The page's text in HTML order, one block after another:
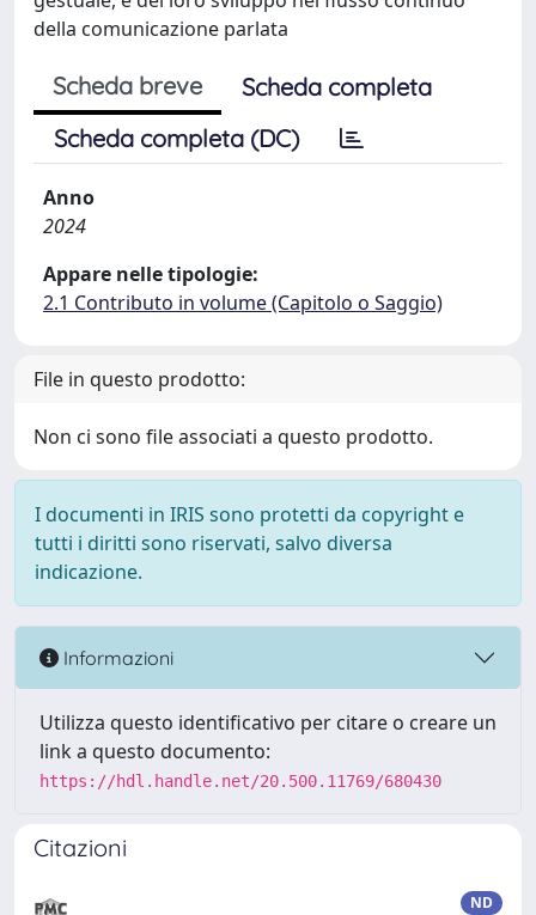
della comunicazione parlata
Scheda breve
Scheda completa
Scheda completa (DC)
Anno
2024
Appare nelle tipologie:
2.1 Contributo in volume (Capitolo o Saggio)
File in questo prodotto:
Non ci sono file associati a questo prodotto.
I documenti in IRIS sono protetti da copyright e
tutti i diritti sono riservati, salvo diversa
indicazione.
Informazioni
Utilizza questo identificativo per citare o creare un
link a questo documento:
https://hdl.handle.net/20.500.11769/680430
Citazioni
ND